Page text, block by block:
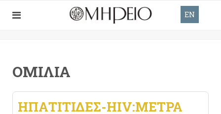
EN
ΟΜΙΛΊΑ
ΗΠΑΤΊΤΙΔΕΣ-HIV:ΜΈΤΡΑ